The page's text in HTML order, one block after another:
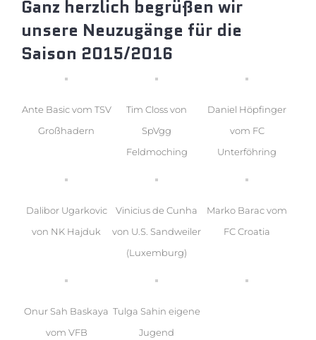
Ganz herzlich begrüßen wir
unsere Neuzugänge für die
Saison 2015/2016
Ante Basic vom TSV
Großhadern
Tim Closs von
SpVgg
Feldmoching
Daniel Höpfinger
vom FC
Unterföhring
Dalibor Ugarkovic
von NK Hajduk
Vinicius de Cunha
von U.S. Sandweiler
(Luxemburg)
Marko Barac vom
FC Croatia
Onur Sah Baskaya
vom VFB
Tulga Sahin eigene
Jugend